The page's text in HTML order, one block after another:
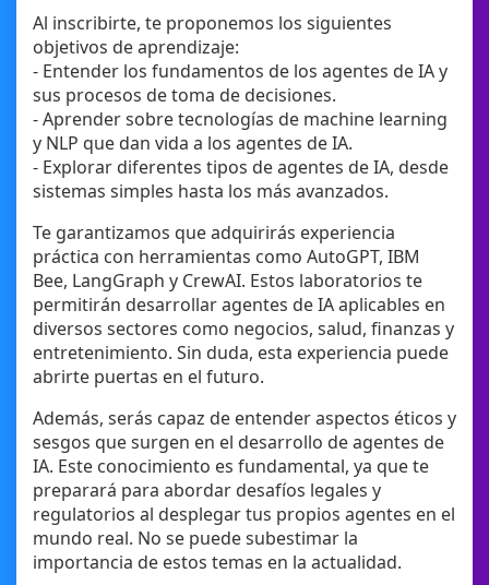
Al inscribirte, te proponemos los siguientes
objetivos de aprendizaje:
- Entender los fundamentos de los agentes de IA y
sus procesos de toma de decisiones.
- Aprender sobre tecnologías de machine learning
y NLP que dan vida a los agentes de IA.
- Explorar diferentes tipos de agentes de IA, desde
sistemas simples hasta los más avanzados.
Te garantizamos que adquirirás experiencia
práctica con herramientas como AutoGPT, IBM
Bee, LangGraph y CrewAI. Estos laboratorios te
permitirán desarrollar agentes de IA aplicables en
diversos sectores como negocios, salud, finanzas y
entretenimiento. Sin duda, esta experiencia puede
abrirte puertas en el futuro.
Además, serás capaz de entender aspectos éticos y
sesgos que surgen en el desarrollo de agentes de
IA. Este conocimiento es fundamental, ya que te
preparará para abordar desafíos legales y
regulatorios al desplegar tus propios agentes en el
mundo real. No se puede subestimar la
importancia de estos temas en la actualidad.